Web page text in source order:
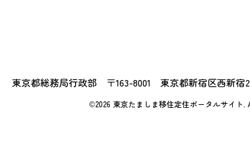
東京都総務局行政部 〒163-8001 東京都新宿区西新宿
©2026 東京たましま移住定住ポータルサイト.